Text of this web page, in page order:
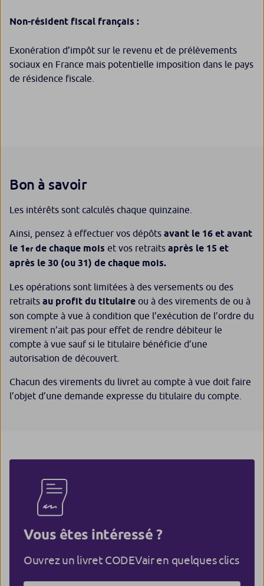
Non-résident fiscal français :
Exonération d’impôt sur le revenu et de prélèvements
sociaux en France mais potentielle imposition dans le pays
de résidence fiscale.
Bon à savoir
Les intérêts sont calculés chaque quinzaine.
Ainsi, pensez à effectuer vos dépôts avant le 16 et avant
le 1erde chaque mois et vos retraits après le 15 et
après le 30 (ou 31) de chaque mois.
Les opérations sont limitées à des versements ou des
retraits au profit du titulaire ou à des virements de ou à
son compte à vue à condition que l’exécution de l’ordre du
virement n’ait pas pour effet de rendre débiteur le
compte à vue sauf si le titulaire bénéficie d’une
autorisation de découvert.
Chacun des virements du livret au compte à vue doit faire
l’objet d’une demande expresse du titulaire du compte.
Vous êtes intéressé ?
Ouvrez un livret CODEVair en quelques clics